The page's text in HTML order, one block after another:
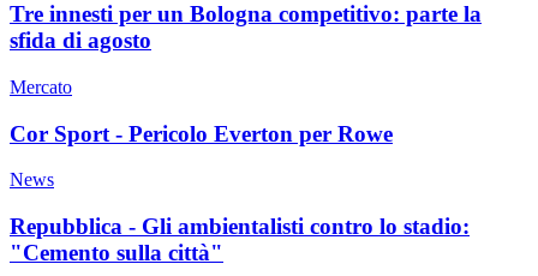
Tre innesti per un Bologna competitivo: parte la
sfida di agosto
Mercato
Cor Sport - Pericolo Everton per Rowe
News
Repubblica - Gli ambientalisti contro lo stadio:
"Cemento sulla città"